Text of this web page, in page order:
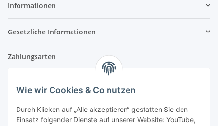
Wie wir Cookies & Co nutzen
Durch Klicken auf „Alle akzeptieren“ gestatten Sie den
Einsatz folgender Dienste auf unserer Website: YouTube,
Informationen
Gesetzliche Informationen
Zahlungsarten
Versandpartner
Partner